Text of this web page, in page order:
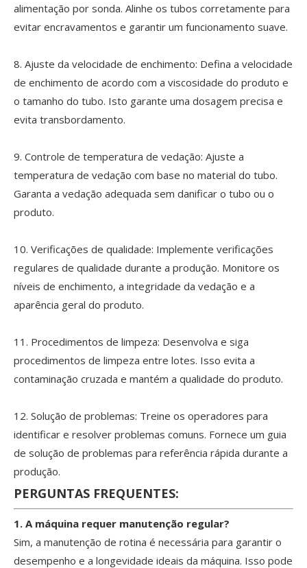
alimentação por sonda. Alinhe os tubos corretamente para
evitar encravamentos e garantir um funcionamento suave.
8. Ajuste da velocidade de enchimento: Defina a velocidade
de enchimento de acordo com a viscosidade do produto e
o tamanho do tubo. Isto garante uma dosagem precisa e
evita transbordamento.
9. Controle de temperatura de vedação: Ajuste a
temperatura de vedação com base no material do tubo.
Garanta a vedação adequada sem danificar o tubo ou o
produto.
10. Verificações de qualidade: Implemente verificações
regulares de qualidade durante a produção. Monitore os
níveis de enchimento, a integridade da vedação e a
aparência geral do produto.
11. Procedimentos de limpeza: Desenvolva e siga
procedimentos de limpeza entre lotes. Isso evita a
contaminação cruzada e mantém a qualidade do produto.
12. Solução de problemas: Treine os operadores para
identificar e resolver problemas comuns. Fornece um guia
de solução de problemas para referência rápida durante a
produção.
PERGUNTAS FREQUENTES:
1. A máquina requer manutenção regular?
Sim, a manutenção de rotina é necessária para garantir o
desempenho e a longevidade ideais da máquina. Isso pode